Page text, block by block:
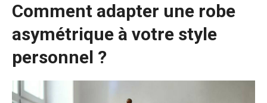
Comment adapter une robe
asymétrique à votre style
personnel ?